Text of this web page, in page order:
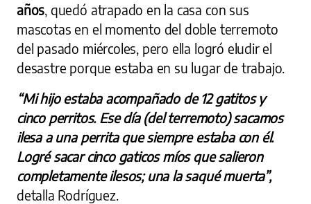
años , quedó atrapado en la casa con sus
mascotas en el momento del doble terremoto
del pasado miércoles, pero ella logró eludir el
desastre porque estaba en su lugar de trabajo.
“Mi hijo estaba acompañado de 12 gatitos y
cinco perritos. Ese día (del terremoto) sacamos
ilesa a una perrita que siempre estaba con él.
Logré sacar cinco gaticos míos que salieron
completamente ilesos; una la saqué muerta”,
detalla Rodríguez.